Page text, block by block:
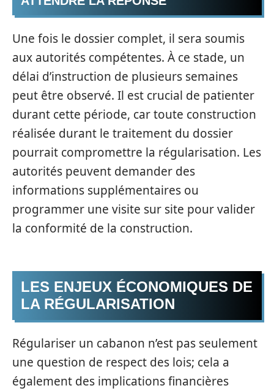
Une fois le dossier complet, il sera soumis
aux autorités compétentes. À ce stade, un
délai d’instruction de plusieurs semaines
peut être observé. Il est crucial de patienter
durant cette période, car toute construction
réalisée durant le traitement du dossier
pourrait compromettre la régularisation. Les
autorités peuvent demander des
informations supplémentaires ou
programmer une visite sur site pour valider
la conformité de la construction.
LES ENJEUX ÉCONOMIQUES DE
LA RÉGULARISATION
Régulariser un cabanon n’est pas seulement
une question de respect des lois; cela a
également des implications financières